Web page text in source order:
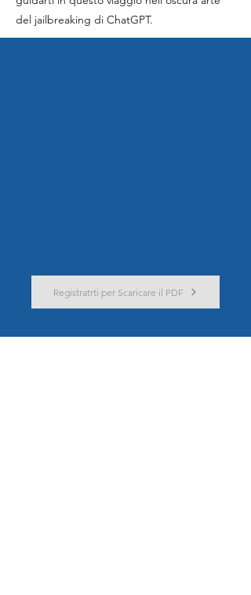
del jailbreaking di ChatGPT.
Registratrti per Scaricare il PDF